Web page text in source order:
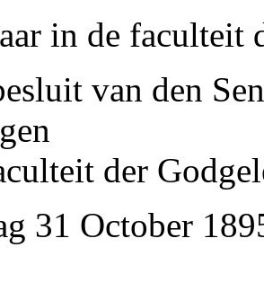
in de faculteit
van den
der
31 October